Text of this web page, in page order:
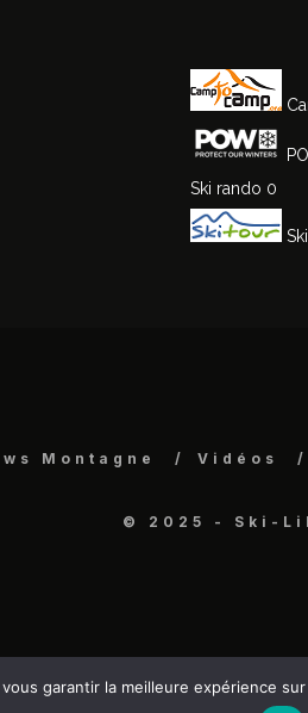
Ski rando 0
Montagne Vidéos
© 2025 - Ski-
garantir la meilleure expérience